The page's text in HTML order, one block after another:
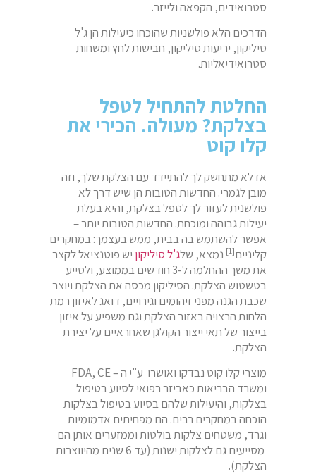
סטרואידים, הקפאה ולייזר.
הדרכים הלא פולשניות שהוכחו כיעילות הן ג'ל
סיליקון, יריעות סיליקון, חבישות לחץ ומשחות
סטרואידיאליות.
החלטת להתחיל לטפל
בצלקת? מעולה. הכירי את
קלו קוט
אז לא מתחשק לך להתיידד עם הצלקת שלך, וזה
מובן לגמרי. החדשות הטובות הן שיש דרך לא
פולשנית לעזור לך לטפל בצלקת, והיא בעלת
יעילות גבוהה ומוכחת. החדשות הטובות יותר –
אפשר להשתמש בה בבית, ממש בעצמך: במחקרים
קליניים[1] נמצא, שלג'לסיליקון יש פוטנציאל לקצר
את משך ההחלמה ל-3 חודשים בממוצע, ולסייע
בטשטוש הצלקת. הסיליקון מכסה את הצלקת ויוצר
שכבת הגנה מפני זיהומים וגירויים, דואג לאיזון רמת
הלחות הרצויה באזור הצלקת וגם משפיע על איזון
בייצור של תאי ייצור הקולגן שאחראיים על יצירת
הצלקת.
מוצרי קלו קוט נבדקו ואושרו ע"י ה – FDA, CE
ומשרד הבריאות כאביזר רפואי לסיוע בטיפול
בצלקות, והיעילות שלהם בסיוע בטיפול בצלקות
הוכחה במחקרים רבים. הם מפחיתים אדמומיות
וגרד, משטחים צלקות בולטות וממזערים אותן הם
מסייעים גם לצלקות ישנות (עד 6 שנים מהיווצרות
הצלקת).